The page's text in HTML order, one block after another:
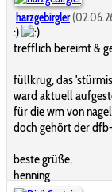
harzgebirgler
:)
trefflich bereimt &
füllkrug, das
ward aktuell
für die wm von
doch gehört der
beste grüße,
henning